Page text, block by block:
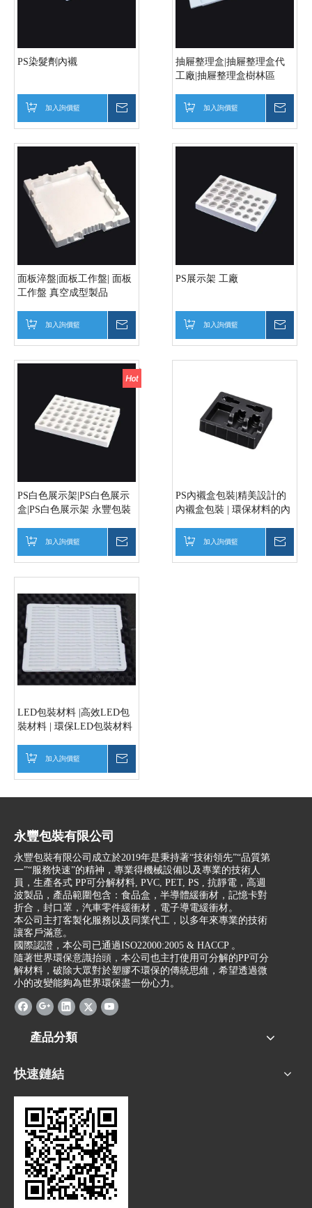
PS染髮劑內襯
加入詢價籃
抽屜整理盒|抽屜整理盒代
工廠|抽屜整理盒樹林區
加入詢價籃
面板淬盤|面板工作盤| 面板
工作盤 真空成型製品
加入詢價籃
PS展示架 工廠
加入詢價籃
PS白色展示架|PS白色展示
盒|PS白色展示架 永豐包裝
加入詢價籃
PS內襯盒包裝|精美設計的
內襯盒包裝 | 環保材料的內
加入詢價籃
LED包裝材料 |高效LED包
裝材料 | 環保LED包裝材料
加入詢價籃
永豐包裝有限公司
永豐包裝有限公司成立於2019年是秉持著“技術領先”“品質第
一”“服務快速”的精神，專業得機械設備以及專業的技術人
員，生產各式 PP可分解材料, PVC, PET, PS , 抗靜電，高週
波製品，產品範圍包含：食品盒，半導體緩衝材，記憶卡對
折合，封口罩，汽車零件緩衝材，電子導電緩衝材。
本公司主打客製化服務以及同業代工，以多年來專業的技術
讓客戶滿意。
國際認證，本公司已通過ISO22000:2005 & HACCP 。
隨著世界環保意識抬頭，本公司也主打使用可分解的PP可分
解材料，破除大眾對於塑膠不環保的傳統思維，希望透過微
小的改變能夠為世界環保盡一份心力。
產品分類
快速鏈結